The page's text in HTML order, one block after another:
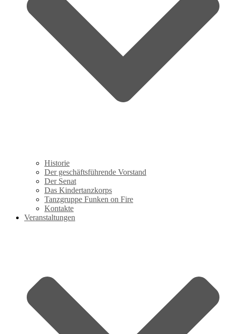
Historie
Der geschäftsführende Vorstand
Der Senat
Das Kindertanzkorps
Tanzgruppe Funken on Fire
Kontakte
Veranstaltungen